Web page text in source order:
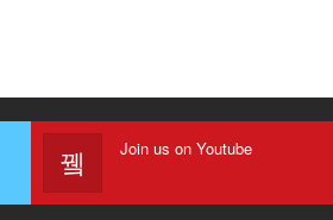
Join us on Youtube